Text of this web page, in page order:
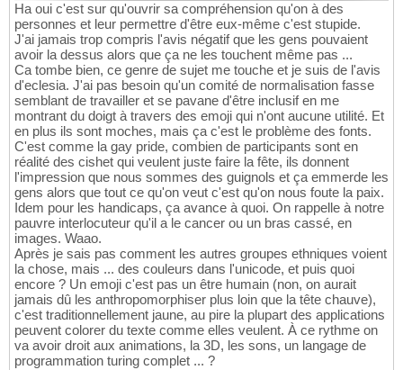
Ha oui c'est sur qu'ouvrir sa compréhension qu'on à des
personnes et leur permettre d'être eux-même c'est stupide.
J'ai jamais trop compris l'avis négatif que les gens pouvaient
avoir la dessus alors que ça ne les touchent même pas ...
Ca tombe bien, ce genre de sujet me touche et je suis de l'avis
d'eclesia. J'ai pas besoin qu'un comité de normalisation fasse
semblant de travailler et se pavane d'être inclusif en me
montrant du doigt à travers des emoji qui n'ont aucune utilité. Et
en plus ils sont moches, mais ça c'est le problème des fonts.
C'est comme la gay pride, combien de participants sont en
réalité des cishet qui veulent juste faire la fête, ils donnent
l'impression que nous sommes des guignols et ça emmerde les
gens alors que tout ce qu'on veut c'est qu'on nous foute la paix.
Idem pour les handicaps, ça avance à quoi. On rappelle à notre
pauvre interlocuteur qu'il a le cancer ou un bras cassé, en
images. Waao.
Après je sais pas comment les autres groupes ethniques voient
la chose, mais ... des couleurs dans l'unicode, et puis quoi
encore ? Un emoji c'est pas un être humain (non, on aurait
jamais dû les anthropomorphiser plus loin que la tête chauve),
c'est traditionnellement jaune, au pire la plupart des applications
peuvent colorer du texte comme elles veulent. À ce rythme on
va avoir droit aux animations, la 3D, les sons, un langage de
programmation turing complet ... ?